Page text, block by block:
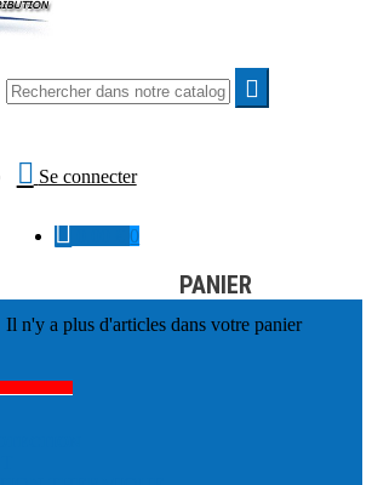

 Se connecter
 0
PANIER
Il n'y a plus d'articles dans votre panier